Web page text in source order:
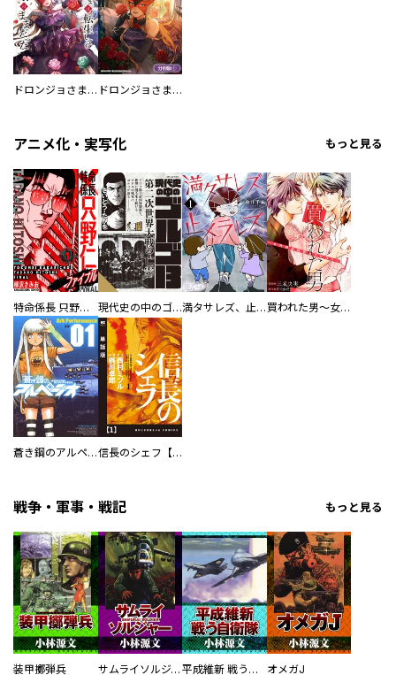
ドロンジョさまは転生しても悪役令嬢のままだった ドロンジョさまは転生しても悪役令嬢のままだった【分冊版】
アニメ化・実写化 もっと見る
特命係長 只野仁ファイナル 愛蔵版 現代史の中のゴルゴ13 満タサレズ、止メラレズ 買われた男～女性限定快感セラピスト～【描き下ろしおまけ付き特装版】
蒼き鋼のアルペジオ 信長のシェフ【単話版】
戦争・軍事・戦記 もっと見る
装甲擲弾兵 サムライソルジャー SAMURAI SOLDIER 平成維新 戦う自衛隊 オメガJ